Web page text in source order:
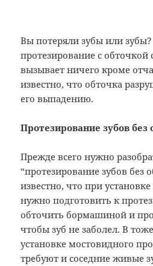
Вы потеряли зубы или
протезирование с обточкой
вызывает ничего кроме
известно, что обточка
его выпадению.
Протезирование зубов без
Прежде всего нужно
“протезирование зубов без
известно, что при
нужно подготовить к
обточить бормашиной и
чтобы зуб не заболел. В
установке мостовидного
требуют и соседние живые